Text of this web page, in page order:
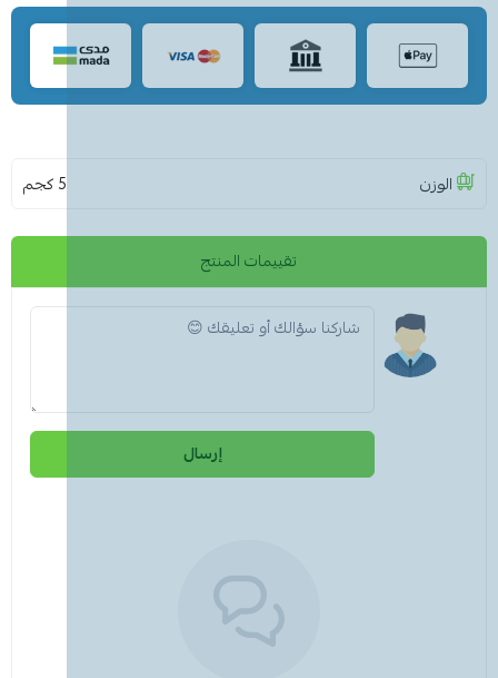
الوزن 5 كجم
تقييمات المنتج
إرسال